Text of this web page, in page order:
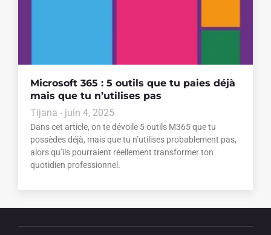
Microsoft 365 : 5 outils que tu paies déjà
mais que tu n’utilises pas
Tijana
juin 4, 2025
Dans cet article, on te dévoile 5 outils M365 que tu
possèdes déjà, mais que tu n’utilises probablement pas,
alors qu’ils pourraient réellement transformer ton
quotidien professionnel.